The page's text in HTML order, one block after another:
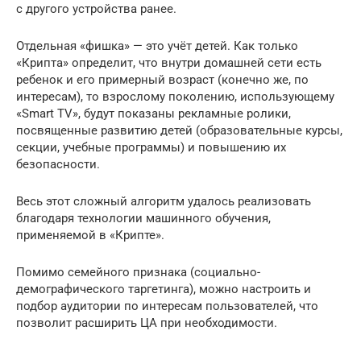
с другого устройства ранее.
Отдельная «фишка» — это учёт детей. Как только
«Крипта» определит, что внутри домашней сети есть
ребенок и его примерный возраст (конечно же, по
интересам), то взрослому поколению, использующему
«Smart TV», будут показаны рекламные ролики,
посвященные развитию детей (образовательные курсы,
секции, учебные программы) и повышению их
безопасности.
Весь этот сложный алгоритм удалось реализовать
благодаря технологии машинного обучения,
применяемой в «Крипте».
Помимо семейного признака (социально-
демографического таргетинга), можно настроить и
подбор аудитории по интересам пользователей, что
позволит расширить ЦА при необходимости.